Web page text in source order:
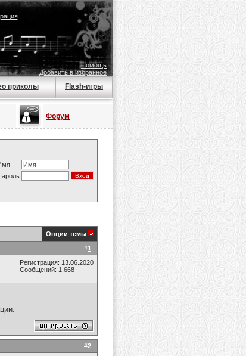
Помощь
Добавить в избранное
приколы Flash-игры
Форум
Опции темы
#1
Регистрация: 13.06.2020
Сообщений: 1,668
#2